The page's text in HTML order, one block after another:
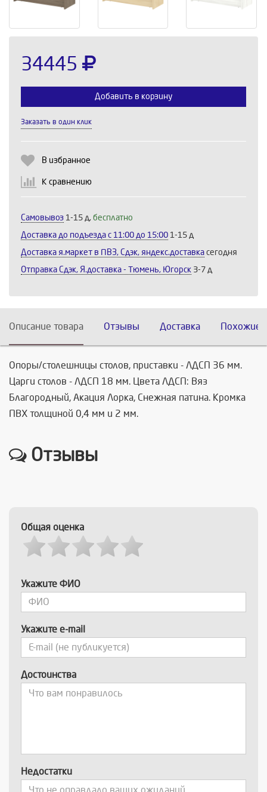
34445
Добавить в корзину
Заказать в один клик
В избранное
К сравнению
Самовывоз 1-15 д, бесплатно
Доставка до подъезда c 11:00 до 15:00 1-15 д
Доставка я.маркет в ПВЗ, Сдэк, яндекс.доставка сегодня
Отправка Сдэк, Я.доставка - Тюмень, Югорск 3-7 д
Описание товара Отзывы Доставка Похожие
Опоры/столешницы столов, приставки - ЛДСП 36 мм.
Царги столов - ЛДСП 18 мм. Цвета ЛДСП: Вяз
Благородный, Акация Лорка, Снежная патина. Кромка
ПВХ толщиной 0,4 мм и 2 мм.
Отзывы
Общая оценка
Укажите ФИО
Укажите e-mail
Достоинства
Недостатки